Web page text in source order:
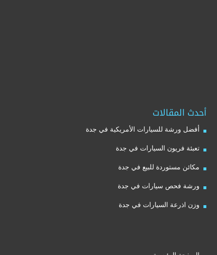
أحدث المقالات
أفضل ورشة للسيارات الأمريكية في جدة
تعبئة فريون السيارات في جدة
مكائن مستوردة للبيع في جدة
ورشة فحص سيارات في جدة
وزن اذرعة السيارات في جدة